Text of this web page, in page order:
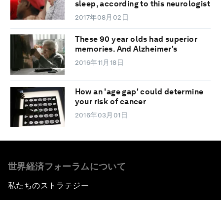
sleep, according to this neurologist
2017年08月02日
These 90 year olds had superior
memories. And Alzheimer's
2016年11月18日
How an 'age gap' could determine
your risk of cancer
2016年03月01日
世界経済フォーラムについて
私たちのストラテジー